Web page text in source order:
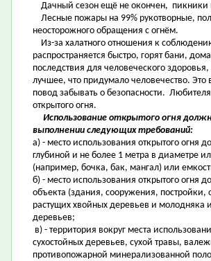
Дачный сезон ещё не окончен, пикники
Лесные пожары на 99% рукотворные,
неосторожного обращения с огнём.
Из-за халатного отношения к
распространяется быстро, горят бани,
последствия для человеческого
лучшее, что придумало человечество.
повод забывать о безопасности.
открытого огня.
Использование открытого огня
выполнении следующих требований:
а) - место использования открытого
глубиной и не более 1 метра в диаметре
(например, бочка, бак, мангал) или
б) - место использования открытого огня
объекта (здания, сооружения, постройки,
растущих хвойных деревьев и молодняка
деревьев;
в) - территория вокруг места
сухостойных деревьев, сухой травы,
противопожарной минерализованной